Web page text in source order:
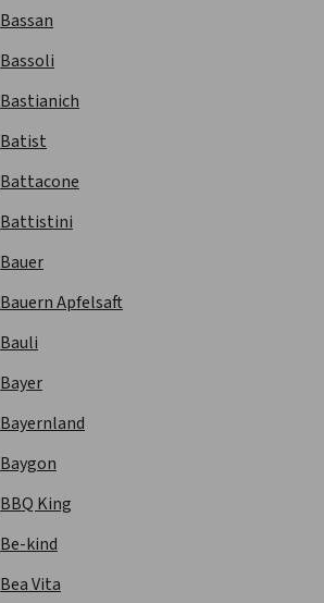
Bassan
Bassoli
Bastianich
Batist
Battacone
Battistini
Bauer
Bauern Apfelsaft
Bauli
Bayer
Bayernland
Baygon
BBQ King
Be-kind
Bea Vita